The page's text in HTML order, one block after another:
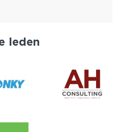
leden